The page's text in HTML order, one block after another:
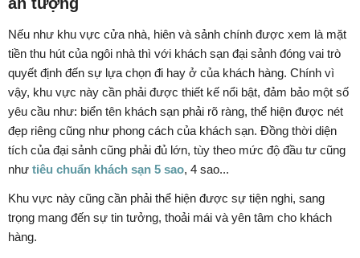
Nếu như khu vực cửa nhà, hiên và sảnh chính được xem là mặt
tiền thu hút của ngôi nhà thì với khách sạn đại sảnh đóng vai trò
quyết định đến sự lựa chọn đi hay ở của khách hàng. Chính vì
vậy, khu vực này cần phải được thiết kế nổi bật, đảm bảo một số
yêu cầu như: biển tên khách sạn phải rõ ràng, thể hiện được nét
đẹp riêng cũng như phong cách của khách sạn. Đồng thời diện
tích của đại sảnh cũng phải đủ lớn, tùy theo mức độ đầu tư cũng
như tiêu chuẩn khách sạn 5 sao, 4 sao...
Khu vực này cũng cần phải thể hiện được sự tiện nghi, sang
trọng mang đến sự tin tưởng, thoải mái và yên tâm cho khách
hàng.